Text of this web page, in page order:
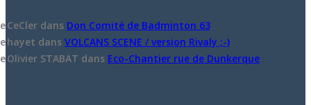
CeCler dans Don Comité de Badminton 63
hayet dans VOLCANS SCENE / version Rivaly ;-)
Olivier STABAT dans Eco-Chantier rue de Dunkerque